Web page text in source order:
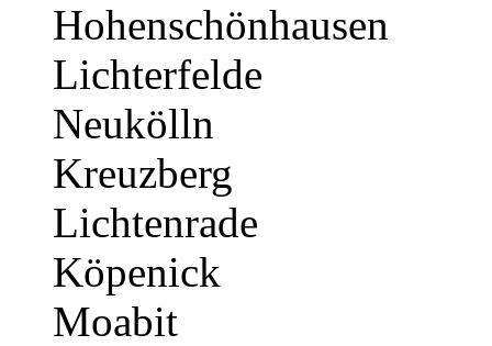
Hohenschönhausen
Lichterfelde
Neukölln
Kreuzberg
Lichtenrade
Köpenick
Moabit